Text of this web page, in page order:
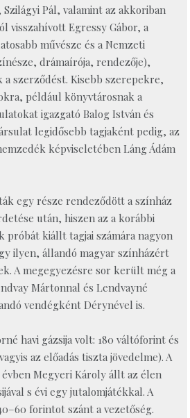
Pál, valamint az akkoriban
visszahívott Egressy Gábor, a
művésze és a Nemzeti
drámaírója, rendezője),
a szerződést. Kisebb szerepekre,
például könyvtárosnak a
igazgató Balog István és
legidősebb tagjaként pedig, az
képviseletében Láng Ádám
egy része rendeződött a színház
után, hiszen az a korábbi
próbát kiállt tagjai számára nagyon
ilyen, állandó magyar színházért
A megegyezésre sor került még a
Mártonnal és Lendvayné
vendégként Dérynével is.
havi gázsija volt: 180 váltóforint és
az előadás tiszta jövedelme). A
Megyeri Károly állt az élen
s évi egy jutalomjátékkal. A
forintot szánt a vezetőség.